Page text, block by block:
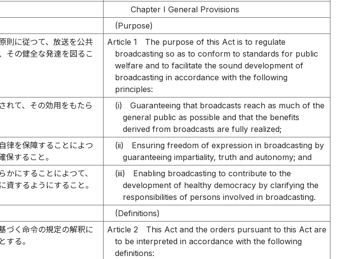
Chapter I General Provisions
(Purpose)
則に従つて、放送を公共
その健全な発達を図るこ
Article 1
The purpose of this Act is to regulate
broadcasting so as to conform to standards for public
welfare and to facilitate the sound development of
broadcasting in accordance with the following
principles:
れて、その効用をもたら
(i)
Guaranteeing that broadcasts reach as much of the
general public as possible and that the benefits
derived from broadcasts are fully realized;
律を保障することによつ
保すること。
(ii)
Ensuring freedom of expression in broadcasting by
guaranteeing impartiality, truth and autonomy; and
にすることによつて、
資するようにすること。
(iii)
Enabling broadcasting to contribute to the
development of healthy democracy by clarifying the
responsibilities of persons involved in broadcasting.
(Definitions)
づく命令の規定の解釈に
する。
Article 2
This Act and the orders pursuant to this Act are
to be interpreted in accordance with the following
definitions: